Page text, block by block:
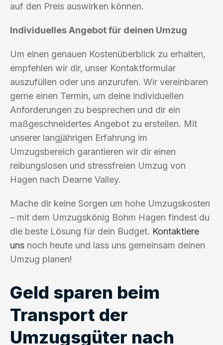
auf den Preis auswirken können.
Individuelles Angebot für deinen Umzug
Um einen genauen Kostenüberblick zu erhalten,
empfehlen wir dir, unser Kontaktformular
auszufüllen oder uns anzurufen. Wir vereinbaren
gerne einen Termin, um deine individuellen
Anforderungen zu besprechen und dir ein
maßgeschneidertes Angebot zu erstellen. Mit
unserer langjährigen Erfahrung im
Umzugsbereich garantieren wir dir einen
reibungslosen und stressfreien Umzug von
Hagen nach Dearne Valley.
Mache dir keine Sorgen um hohe Umzugskosten
– mit dem Umzugskönig Bohm Hagen findest du
die beste Lösung für dein Budget. Kontaktiere
uns noch heute und lass uns gemeinsam deinen
Umzug planen!
Geld sparen beim
Transport der
Umzugsgüter nach